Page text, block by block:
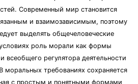
Современный мир становится
и взаимозависимым, поэтому
выделять общечеловеческие
роль морали как формы
всеобщего регулятора деятельности
моральных требованиях сохраняется
с простым и понятными формами